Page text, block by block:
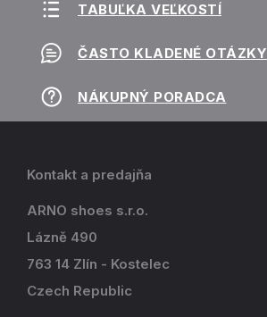
TABUĽKA VEĽKOSTÍ
ČASTO KLADENÉ OTÁZKY
NÁKUPNÝ PORADCA
Kontakt a predajňa
ARNO shoes s.r.o.
Lázně 490
763 14 Zlín - Kostelec
Czech Republic